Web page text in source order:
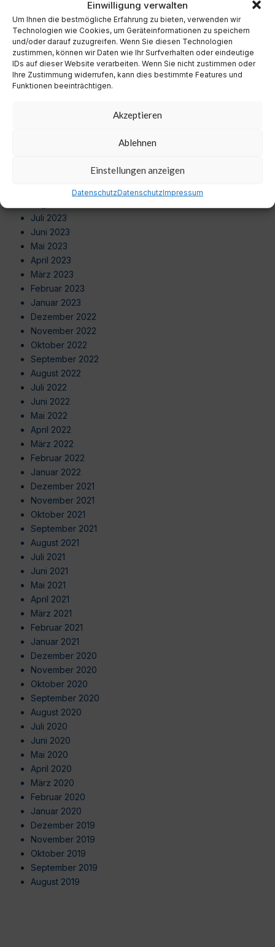
Einwilligung verwalten
Um Ihnen die bestmögliche Erfahrung zu bieten, verwenden wir
Technologien wie Cookies, um Geräteinformationen zu speichern
und/oder darauf zuzugreifen. Wenn Sie diesen Technologien
zustimmen, können wir Daten wie Ihr Surfverhalten oder eindeutige
IDs auf dieser Website verarbeiten. Wenn Sie nicht zustimmen oder
Ihre Zustimmung widerrufen, kann dies bestimmte Features und
Funktionen beeinträchtigen.
Akzeptieren
Ablehnen
Einstellungen anzeigen
DatenschutzDatenschutzImpressum
September 2024
August 2024
Juli 2024
Juni 2024
Mai 2024
April 2024
September 2023
Juli 2023
Juni 2023
Mai 2023
April 2023
März 2023
Februar 2023
Januar 2023
Dezember 2022
November 2022
Oktober 2022
September 2022
August 2022
Juli 2022
Juni 2022
Mai 2022
April 2022
März 2022
Februar 2022
Januar 2022
Dezember 2021
November 2021
Oktober 2021
September 2021
August 2021
Juli 2021
Juni 2021
Mai 2021
April 2021
März 2021
Februar 2021
Januar 2021
Dezember 2020
November 2020
Oktober 2020
September 2020
August 2020
Juli 2020
Juni 2020
Mai 2020
April 2020
März 2020
Februar 2020
Januar 2020
Dezember 2019
November 2019
Oktober 2019
September 2019
August 2019